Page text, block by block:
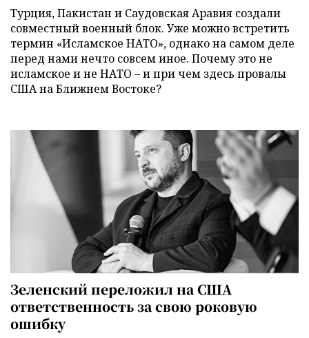
Турция, Пакистан и Саудовская Аравия создали
совместный военный блок. Уже можно встретить
термин «Исламское НАТО», однако на самом деле
перед нами нечто совсем иное. Почему это не
исламское и не НАТО – и при чем здесь провалы
США на Ближнем Востоке?
Зеленский переложил на США
ответственность за свою роковую
ошибку